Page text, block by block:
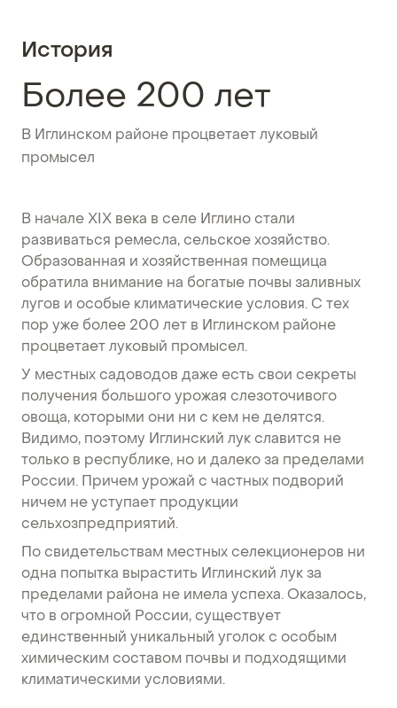
История
Более 200 лет
В Иглинском районе процветает луковый
промысел
В начале XIX века в селе Иглино стали
развиваться ремесла, сельское хозяйство.
Образованная и хозяйственная помещица
обратила внимание на богатые почвы заливных
лугов и особые климатические условия. С тех
пор уже более 200 лет в Иглинском районе
процветает луковый промысел.
У местных садоводов даже есть свои секреты
получения большого урожая слезоточивого
овоща, которыми они ни с кем не делятся.
Видимо, поэтому Иглинский лук славится не
только в республике, но и далеко за пределами
России. Причем урожай с частных подворий
ничем не уступает продукции
сельхозпредприятий.
По свидетельствам местных селекционеров ни
одна попытка вырастить Иглинский лук за
пределами района не имела успеха. Оказалось,
что в огромной России, существует
единственный уникальный уголок с особым
химическим составом почвы и подходящими
климатическими условиями.